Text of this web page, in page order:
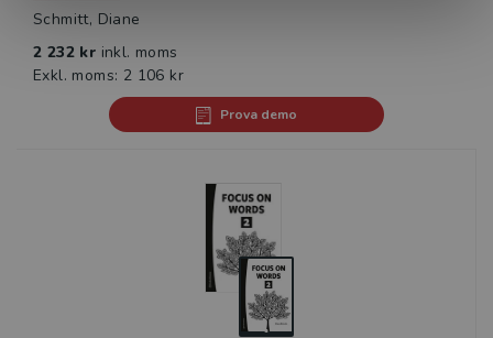
Schmitt, Diane
2 232 kr inkl. moms
Exkl. moms: 2 106 kr
Prova demo